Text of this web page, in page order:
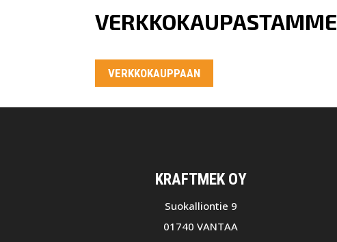
VERKKOKAUPASTAMME
VERKKOKAUPPAAN
KRAFTMEK OY
Suokalliontie 9
01740 VANTAA